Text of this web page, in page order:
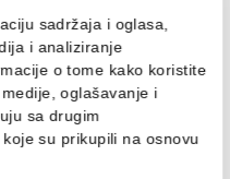
OCEAN blue 15x15
00 (P)
OCEAN blue 15x15 M04